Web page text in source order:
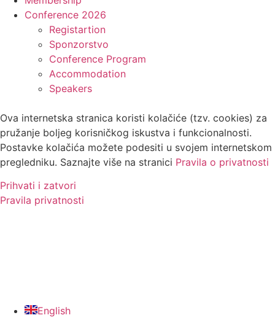
Conference 2026
Registartion
Sponzorstvo
Conference Program
Accommodation
Speakers
Ova internetska stranica koristi kolačiće (tzv. cookies) za
pružanje boljeg korisničkog iskustva i funkcionalnosti.
Postavke kolačića možete podesiti u svojem internetskom
pregledniku. Saznajte više na stranici Pravila o privatnosti
Prihvati i zatvori
Pravila privatnosti
English